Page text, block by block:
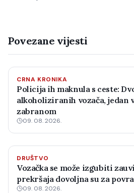
Povezane vijesti
CRNA KRONIKA
Policija ih maknula s ceste:
alkoholiziranih vozača, jedan
zabranom
09. 08. 2026.
DRUŠTVO
Vozačka se može izgubiti
prekršaja dovoljna su za
09. 08. 2026.